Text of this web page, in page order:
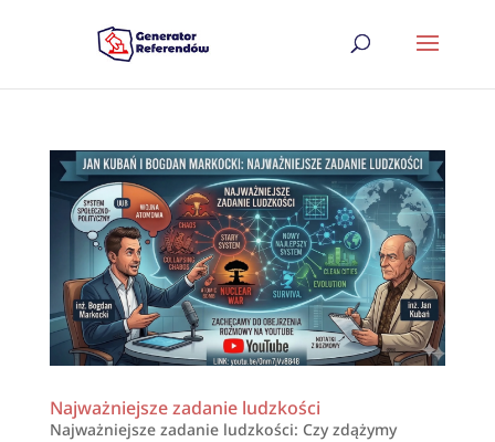
Najważniejsze zadanie ludzkości
Najważniejsze zadanie ludzkości: Czy zdążymy